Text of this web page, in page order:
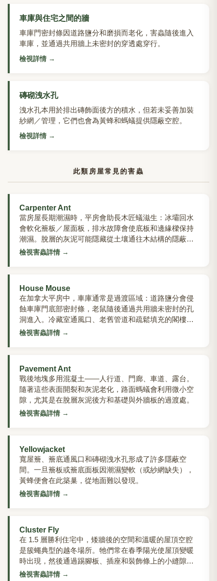
車庫與住宅之間的牆
車庫門密封條因道路鹽分和磨損而老化，害蟲隨後進入
車庫，並通過共用牆上未密封的穿透處穿行。
檢視詳情 →
磚砌洩水孔
洩水孔本用於排出磚飾面後方的積水，但若未妥善加裝
紗網／管理，它們也會為黃蜂和螞蟻提供隱蔽空腔。
檢視詳情 →
此類房屋常見的害蟲
Carpenter Ant
當房屋長期潮濕時，平房會助長木匠蟻滋生：冰壩回水
會軟化簷板／屋面板，排水故障會使底板和邊緣樑保持
潮濕。脫層的灰泥可能隱藏從土壤通往木結構的隱蔽通
道，因此活動跡象可能遠離真正的濕氣源。
檢視害蟲詳情 →
House Mouse
在加拿大平房中，車庫通常是過渡區域：道路鹽分會侵
蝕車庫門底部密封條，老鼠隨後通過共用牆未密封的孔
洞進入。冷藏室通風口、老舊管道和疏鬆填充的閣樓絕
緣材料會將小縫隙變成長長的通道。
檢視害蟲詳情 →
Pavement Ant
戰後地塊多用混凝土——人行道、門廊、車道、露台。
隨著這些表面開裂和灰泥老化，路面螞蟻會利用微小空
隙，尤其是在脫層灰泥後方和基礎與外牆板的過渡處。
檢視害蟲詳情 →
Yellowjacket
寬屋簷、簷底通風口和磚砌洩水孔形成了許多隱蔽空
間。一旦簷板或簷底面板因潮濕變軟（或紗網缺失），
黃蜂便會在此築巢，從地面難以發現。
檢視害蟲詳情 →
Cluster Fly
在 1.5 層勝利住宅中，矮牆後的空間和溫暖的屋頂空腔
是簇蠅典型的越冬場所。牠們常在春季陽光使屋頂變暖
時出現，然後通過踢腳板、插座和裝飾條上的小縫隙進
入居住空間。
檢視害蟲詳情 →